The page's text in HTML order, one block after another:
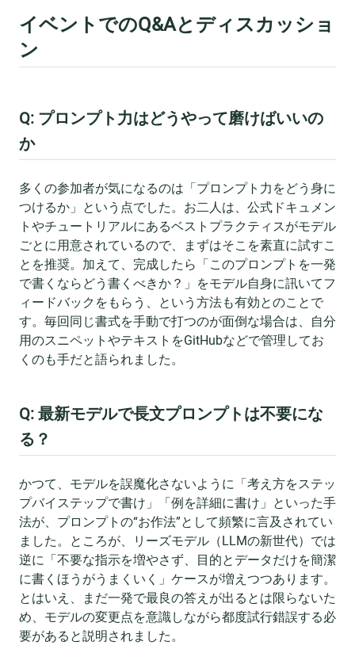
イベントでのQ&Aとディスカッショ
ン
Q: プロンプト力はどうやって磨けばいいの
か
多くの参加者が気になるのは「プロンプト力をどう身に
つけるか」という点でした。お二人は、公式ドキュメン
トやチュートリアルにあるベストプラクティスがモデル
ごとに用意されているので、まずはそこを素直に試すこ
とを推奨。加えて、完成したら「このプロンプトを一発
で書くならどう書くべきか？」をモデル自身に訊いてフ
ィードバックをもらう、という方法も有効とのことで
す。毎回同じ書式を手動で打つのが面倒な場合は、自分
用のスニペットやテキストをGitHubなどで管理してお
くのも手だと語られました。
Q: 最新モデルで長文プロンプトは不要にな
る？
かつて、モデルを誤魔化さないように「考え方をステッ
プバイステップで書け」「例を詳細に書け」といった手
法が、プロンプトの“お作法”として頻繁に言及されてい
ました。ところが、リーズモデル（LLMの新世代）では
逆に「不要な指示を増やさず、目的とデータだけを簡潔
に書くほうがうまくいく」ケースが増えつつあります。
とはいえ、まだ一発で最良の答えが出るとは限らないた
め、モデルの変更点を意識しながら都度試行錯誤する必
要があると説明されました。